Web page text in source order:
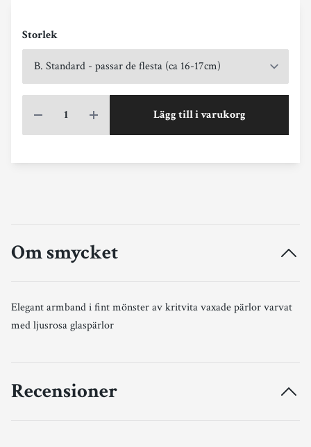
Storlek
Lägg till i varukorg
Om smycket
Elegant armband i fint mönster av kritvita vaxade pärlor varvat
med ljusrosa glaspärlor
Recensioner